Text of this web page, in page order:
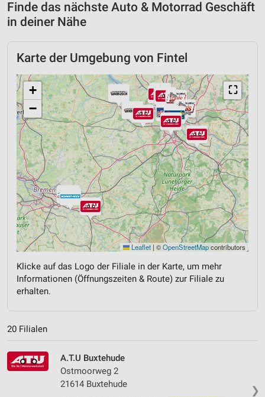
Finde das nächste Auto & Motorrad Geschäft
in deiner Nähe
Karte der Umgebung von Fintel
⛶
+
−
Leaflet | ©OpenStreetMapcontributors
Klicke auf das Logo der Filiale in der Karte, um mehr
Informationen (Öffnungszeiten & Route) zur Filiale zu
erhalten.
20 Filialen
❯
A.T.U Buxtehude
Ostmoorweg 2
21614 Buxtehude